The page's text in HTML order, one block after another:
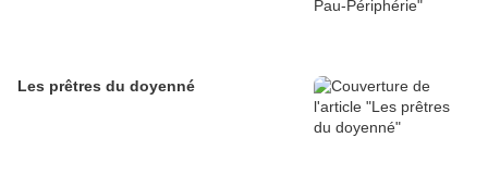
Les prêtres du doyenné